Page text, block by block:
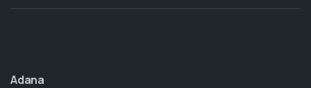
Adana